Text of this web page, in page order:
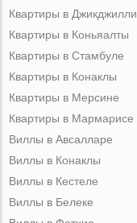
Квартиры в Джикджилли
Квартиры в Коньяалты
Квартиры в Стамбуле
Квартиры в Конаклы
Квартиры в Мерсине
Квартиры в Мармарисе
Виллы в Авсалларе
Виллы в Конаклы
Виллы в Кестеле
Виллы в Белеке